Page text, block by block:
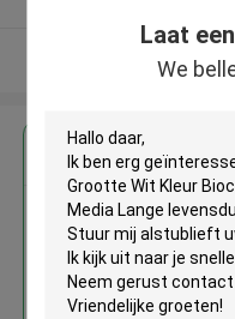
Laat
We
Krijg de
35